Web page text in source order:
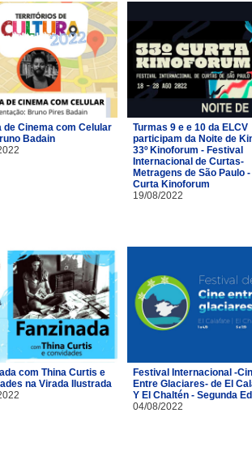
de Cinema com Celular
Badain
Turmas 9 e e 10 da ELCV
participam da Noite de
33º Kinoforum - Festival
Internacional de Curtas-
Metragens de São Paulo -
Curta Kinoforum
19/08/2022
com Thina Curtis e
na Virada Ilustrada
Festival Internacional -
Entre Glaciares- de El
Y El Chaltén - Segunda
04/08/2022